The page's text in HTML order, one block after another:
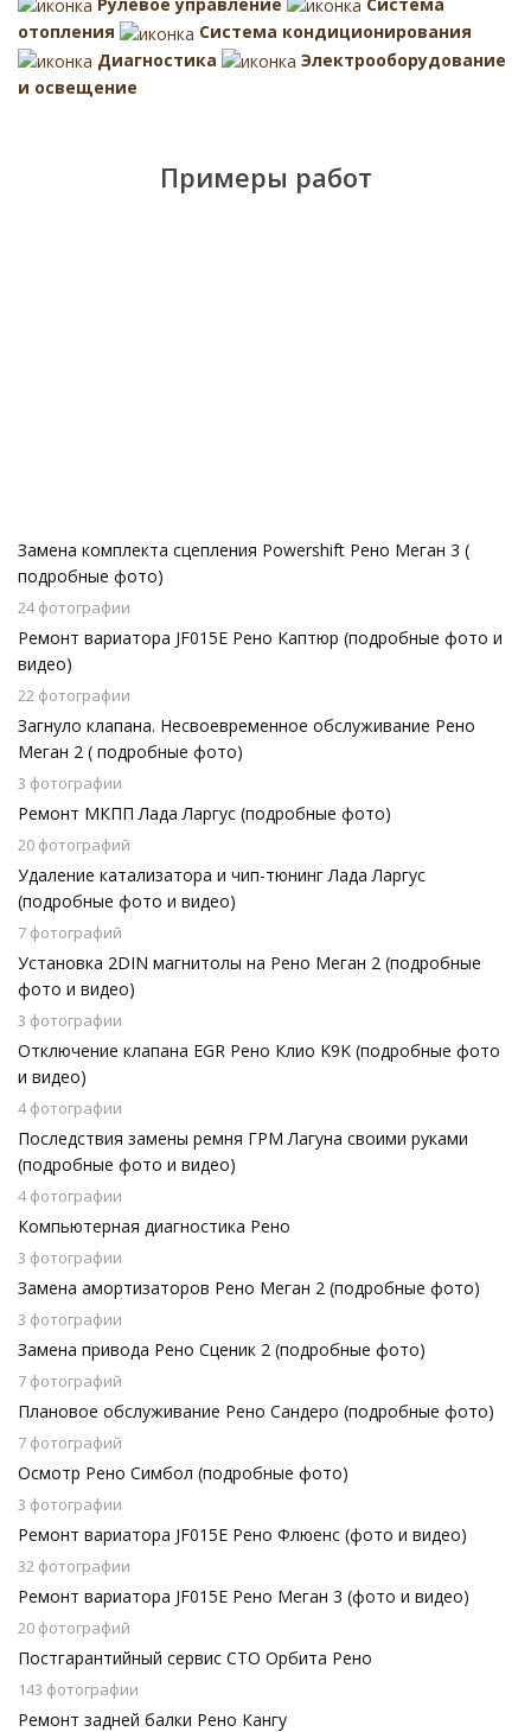
отопления
Система кондиционирования
Диагностика
Электрооборудование
и освещение
Примеры работ
Замена комплекта сцепления Powershift Рено Меган 3 (
подробные фото)
24 фотографии
Ремонт вариатора JF015E Рено Каптюр (подробные фото и
видео)
22 фотографии
Загнуло клапана. Несвоевременное обслуживание Рено
Меган 2 ( подробные фото)
3 фотографии
Ремонт МКПП Лада Ларгус (подробные фото)
20 фотографий
Удаление катализатора и чип-тюнинг Лада Ларгус
(подробные фото и видео)
7 фотографий
Установка 2DIN магнитолы на Рено Меган 2 (подробные
фото и видео)
3 фотографии
Отключение клапана EGR Рено Клио K9K (подробные фото
и видео)
4 фотографии
Последствия замены ремня ГРМ Лагуна своими руками
(подробные фото и видео)
4 фотографии
Компьютерная диагностика Рено
3 фотографии
Замена амортизаторов Рено Меган 2 (подробные фото)
3 фотографии
Замена привода Рено Сценик 2 (подробные фото)
7 фотографий
Плановое обслуживание Рено Сандеро (подробные фото)
7 фотографий
Осмотр Рено Симбол (подробные фото)
3 фотографии
Ремонт вариатора JF015E Рено Флюенс (фото и видео)
32 фотографии
Ремонт вариатора JF015E Рено Меган 3 (фото и видео)
20 фотографий
Постгарантийный сервис СТО Орбита Рено
143 фотографии
Ремонт задней балки Рено Кангу